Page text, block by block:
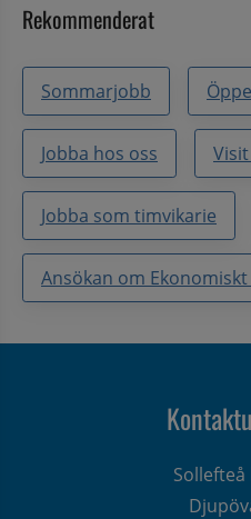
Rekommenderat
Sommarjobb
Jobba hos oss
Jobba som timvikarie
Ansökan om